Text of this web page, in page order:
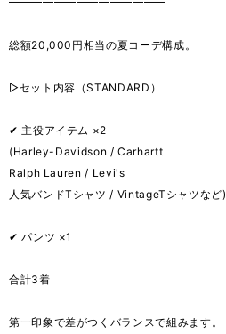
総額20,000円相当の夏コーデ構成。
▷セット内容（STANDARD）
✔ 主役アイテム ×2
(Harley-Davidson / Carhartt
Ralph Lauren / Levi's
人気バンドTシャツ / VintageTシャツなど)
✔ パンツ ×1
合計3着
第一印象で差がつくバランスで組みます。